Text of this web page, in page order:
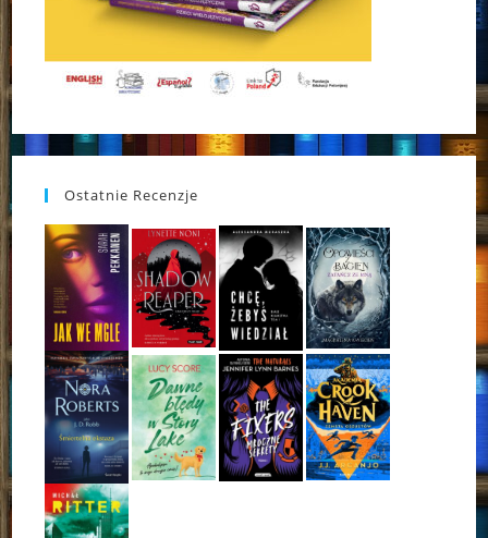
Ostatnie Recenzje